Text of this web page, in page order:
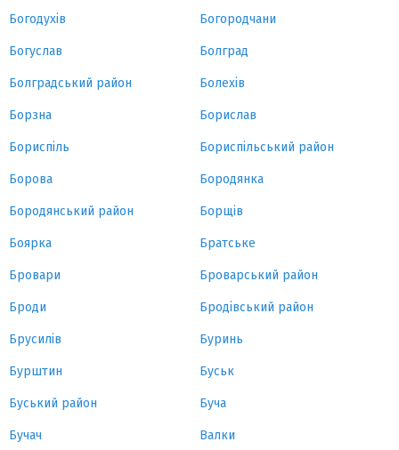
Богодухів Богородчани
Богуслав Болград
Болградський район Болехів
Борзна Борислав
Бориспіль Бориспільський район
Борова Бородянка
Бородянський район Борщів
Боярка Братське
Бровари Броварський район
Броди Бродівський район
Брусилів Буринь
Бурштин Буськ
Буський район Буча
Бучач Валки